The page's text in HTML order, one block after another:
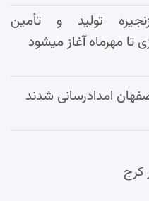
تولید و تأمین
مهرماه آغاز میشود
کرج